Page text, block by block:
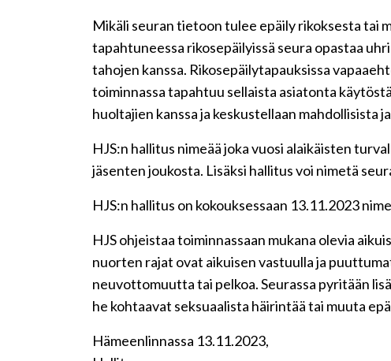
Mikäli seuran tietoon tulee epäily rikoksesta tai
tapahtuneessa rikosepäilyissä seura opastaa
tahojen kanssa. Rikosepäilytapauksissa
toiminnassa tapahtuu sellaista asiatonta
huoltajien kanssa ja keskustellaan mahdollisista
HJS:n hallitus nimeää joka vuosi alaikäisten
jäsenten joukosta. Lisäksi hallitus voi nimetä
HJS:n hallitus on kokouksessaan 13.11.2023
HJS ohjeistaa toiminnassaan mukana olevia
nuorten rajat ovat aikuisen vastuulla ja
neuvottomuutta tai pelkoa. Seurassa pyritään
he kohtaavat seksuaalista häirintää tai muuta
Hämeenlinnassa 13.11.2023,